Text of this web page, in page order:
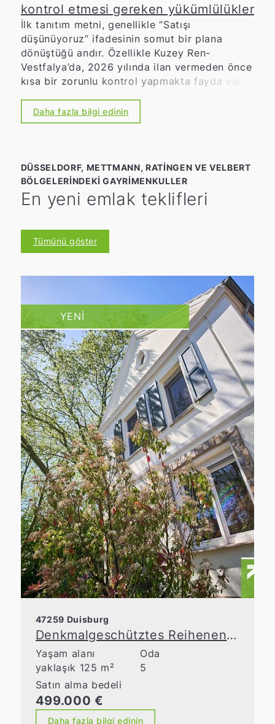
kontrol etmesi gereken yükümlülükler
İlk tanıtım metni, genellikle “Satışı
düşünüyoruz” ifadesinin somut bir plana
dönüştüğü andır. Özellikle Kuzey Ren-
Vestfalya’da, 2026 yılında ilan vermeden önce
kısa bir zorunlu kontrol yapmakta fayda var:
(GEG) hükümleri, sadece ileride yapılacak
gezileri değil, gayrimenkul ilanını da etkiliyor.
önler.
Daha fazla bilgi edinin
DÜSSELDORF, METTMANN, RATINGEN VE VELBERT
BÖLGELERINDEKI GAYRIMENKULLER
En yeni emlak teklifleri
Tümünü göster
YENI
47259 Duisburg
Denkmalgeschütztes Reihenendhaus mit Charme, Garten und Top-Zustand
Yaşam alanı
yaklaşık 125 m²
Oda
5
Satın alma bedeli
499.000 €
Daha fazla bilgi edinin